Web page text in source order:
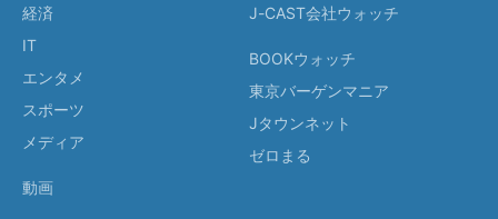
経済
IT
エンタメ
スポーツ
メディア
動画
J-CAST会社ウォッチ
BOOKウォッチ
東京バーゲンマニア
Jタウンネット
ゼロまる